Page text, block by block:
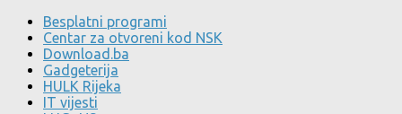
Besplatni programi
Centar za otvoreni kod NSK
Download.ba
Gadgeterija
HULK Rijeka
IT vijesti